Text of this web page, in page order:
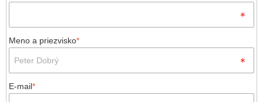
Meno a priezvisko*
E-mail*